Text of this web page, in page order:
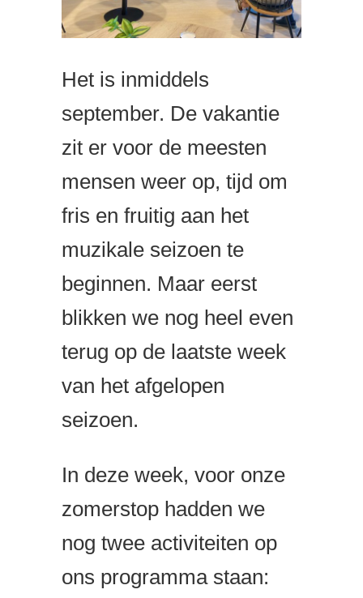
Het is inmiddels
september. De vakantie
zit er voor de meesten
mensen weer op, tijd om
fris en fruitig aan het
muzikale seizoen te
beginnen. Maar eerst
blikken we nog heel even
terug op de laatste week
van het afgelopen
seizoen.
In deze week, voor onze
zomerstop hadden we
nog twee activiteiten op
ons programma staan: